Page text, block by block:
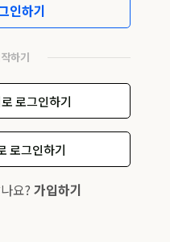
인하기
하기
로그인하기
로그인하기
요? 가입하기